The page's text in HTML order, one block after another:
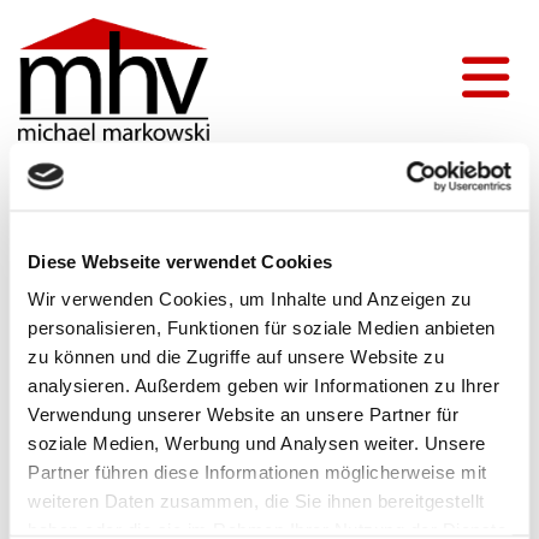
Diese Webseite verwendet Cookies
Wir verwenden Cookies, um Inhalte und Anzeigen zu
personalisieren, Funktionen für soziale Medien anbieten
zu können und die Zugriffe auf unsere Website zu
analysieren. Außerdem geben wir Informationen zu Ihrer
Verwendung unserer Website an unsere Partner für
soziale Medien, Werbung und Analysen weiter. Unsere
Partner führen diese Informationen möglicherweise mit
weiteren Daten zusammen, die Sie ihnen bereitgestellt
mhv Hausverwaltungen
Schwarzer Brunnen 35
88048 Friedrichshafen-Ailingen
Telefon:07541 583658
E-Mail:info@mhv-hausverwaltungen.de
Fax: 07541 583759